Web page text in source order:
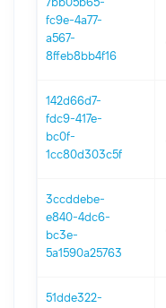
fc9e-4a77-
a567-
8ffeb8bb4f16
142d66d7-
fdc9-417e-
bc0f-
1cc80d303c5f
3ccddebe-
e840-4dc6-
bc3e-
5a1590a25763
51dde322-